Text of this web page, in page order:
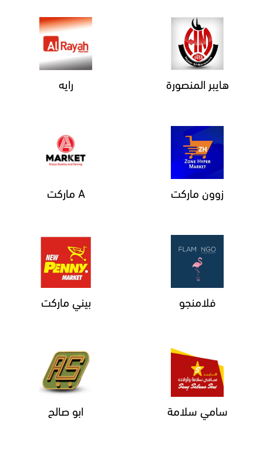
هايبر المنصورة رايه
زوون ماركت A ماركت
فلامنجو بيني ماركت
سامي سلامة ابو صالح